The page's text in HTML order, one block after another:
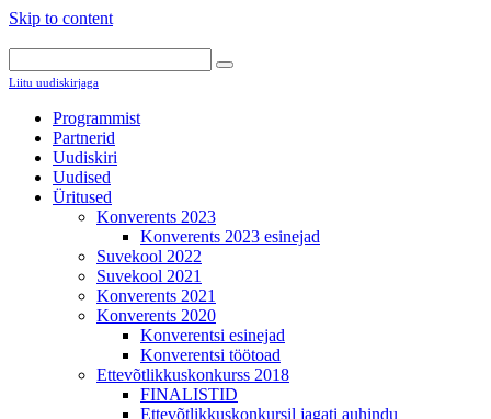
Skip to content
Liitu uudiskirjaga
Programmist
Partnerid
Uudiskiri
Uudised
Üritused
Konverents 2023
Konverents 2023 esinejad
Suvekool 2022
Suvekool 2021
Konverents 2021
Konverents 2020
Konverentsi esinejad
Konverentsi töötoad
Ettevõtlikkuskonkurss 2018
FINALISTID
Ettevõtlikkuskonkursil jagati auhindu